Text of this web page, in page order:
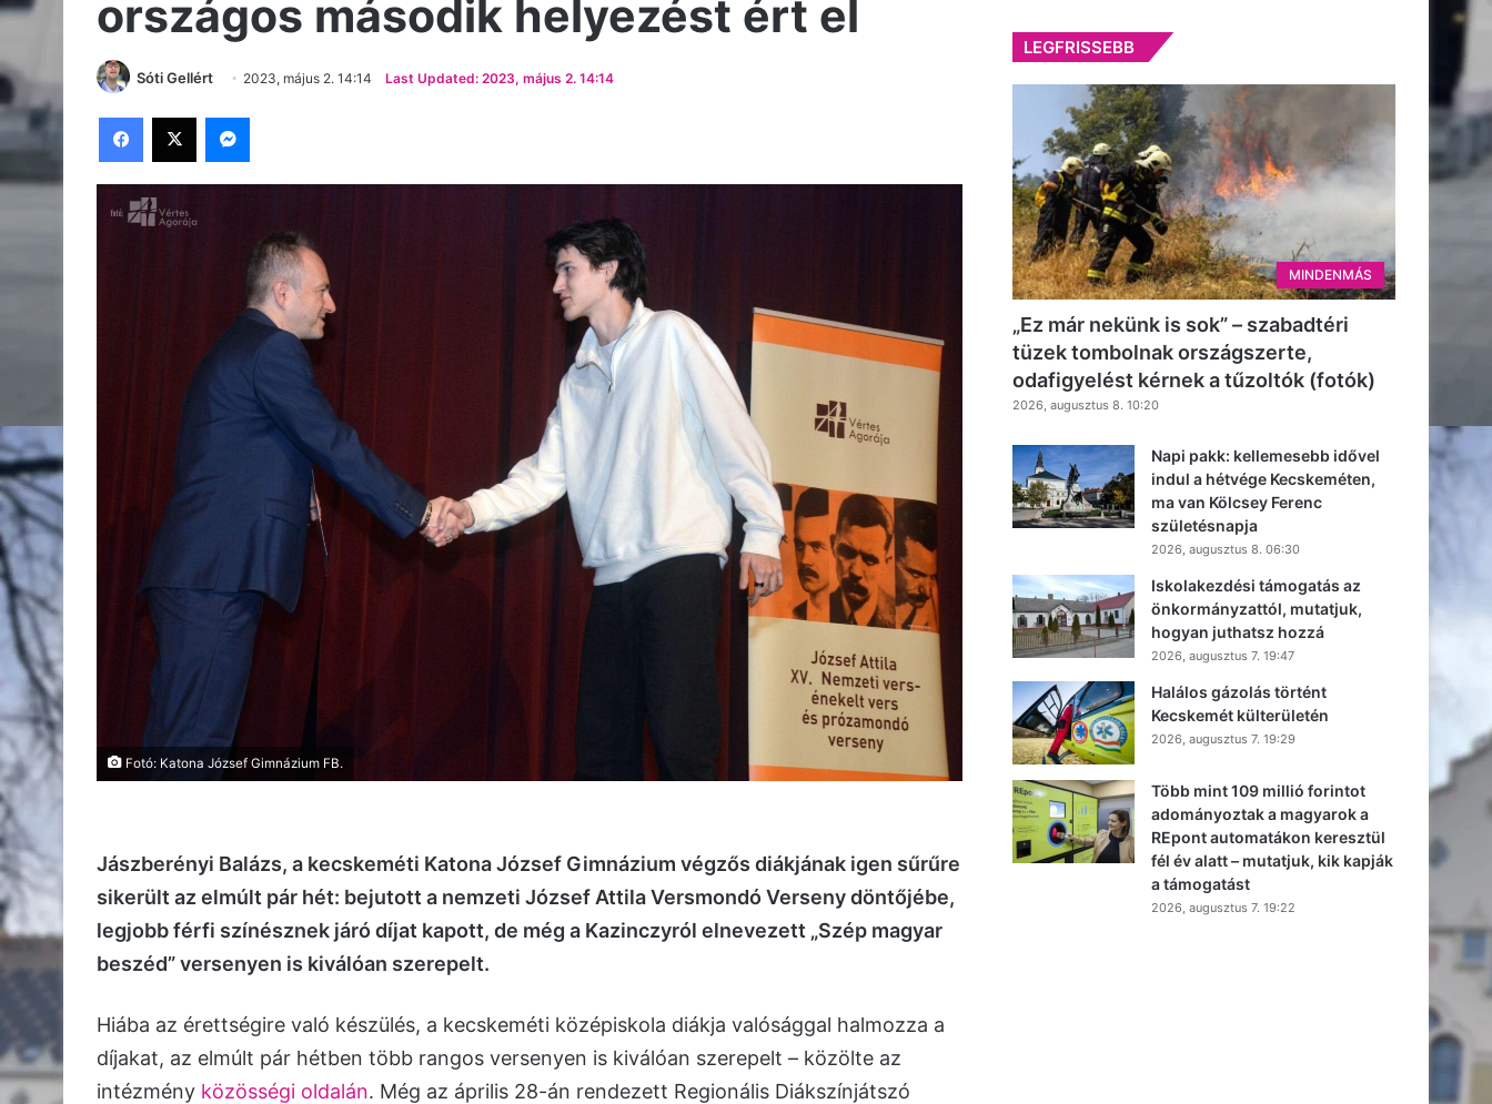
országos második helyezést ért el
Sóti Gellért 2023, május 2. 14:14 Last Updated: 2023, május 2. 14:14
Facebook
X Messenger
Fotó: Katona József Gimnázium FB.
Jászberényi Balázs, a kecskeméti Katona József Gimnázium végzős diákjának igen sűrűre
sikerült az elmúlt pár hét: bejutott a nemzeti József Attila Versmondó Verseny döntőjébe,
legjobb férfi színésznek járó díjat kapott, de még a Kazinczyról elnevezett „Szép magyar
beszéd” versenyen is kiválóan szerepelt.
Hiába az érettségire való készülés, a kecskeméti középiskola diákja valósággal halmozza a
díjakat, az elmúlt pár hétben több rangos versenyen is kiválóan szerepelt – közölte az
intézmény közösségi oldalán. Még az április 28-án rendezett Regionális Diákszínjátszó
LEGFRISSEBB
MINDENMÁS
„Ez már nekünk is sok” – szabadtéri
tüzek tombolnak országszerte,
odafigyelést kérnek a tűzoltók (fotók)
2026, augusztus 8. 10:20
Napi pakk: kellemesebb idővel
indul a hétvége Kecskeméten,
ma van Kölcsey Ferenc
születésnapja
2026, augusztus 8. 06:30
Iskolakezdési támogatás az
önkormányzattól, mutatjuk,
hogyan juthatsz hozzá
2026, augusztus 7. 19:47
Halálos gázolás történt
Kecskemét külterületén
2026, augusztus 7. 19:29
Több mint 109 millió forintot
adományoztak a magyarok a
REpont automatákon keresztül
fél év alatt – mutatjuk, kik kapják
a támogatást
2026, augusztus 7. 19:22